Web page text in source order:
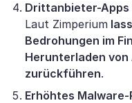
Drittanbieter-
Laut Zimperium
Bedrohungen im
Herunterladen
zurückführen.
Erhöhtes